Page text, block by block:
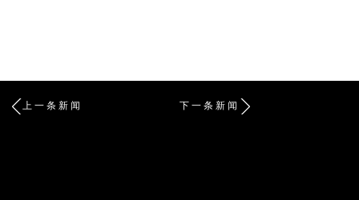
上一条新闻 下一条新闻